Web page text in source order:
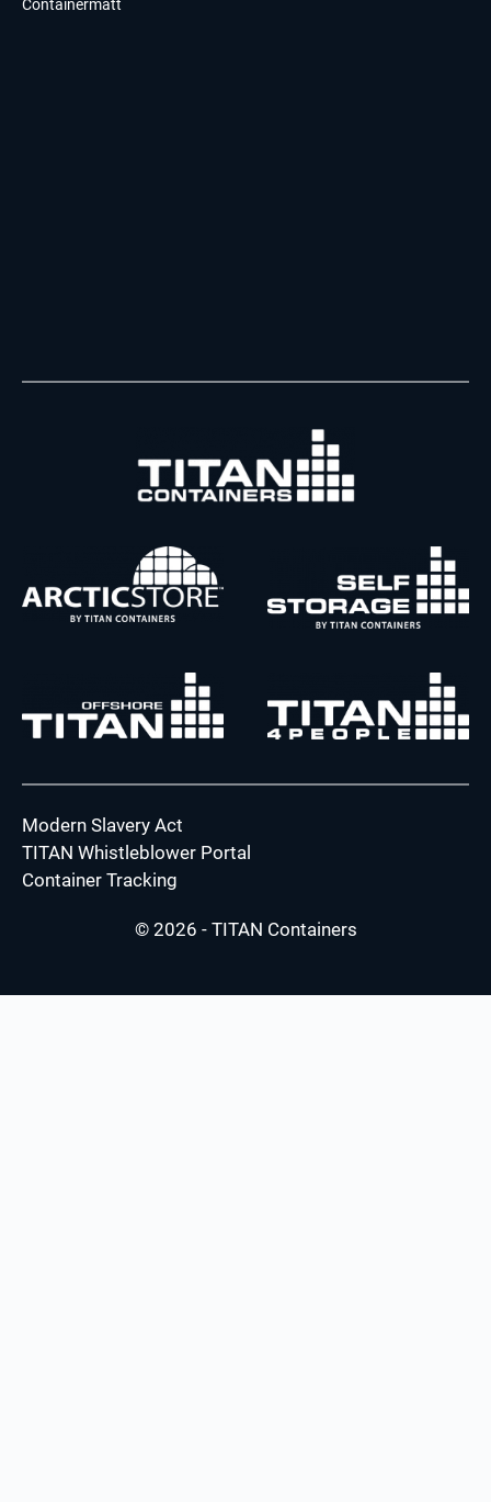
Containermått
Modern Slavery Act
TITAN Whistleblower Portal
Container Tracking
© 2026 - TITAN Containers